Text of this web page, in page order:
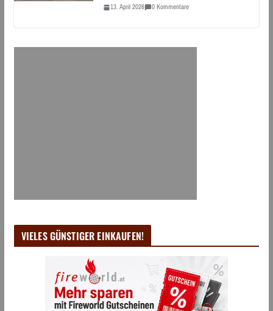
13. April 2026 0 Kommentare
VIELES GÜNSTIGER EINKAUFEN!